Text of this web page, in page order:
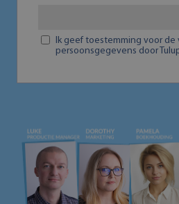
Ik geef toestemming voor de
persoonsgegevens door